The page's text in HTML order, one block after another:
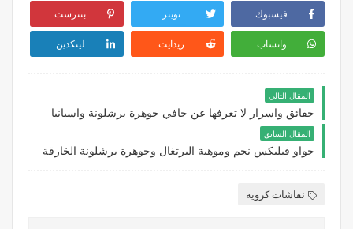
فيسبوك تويتر بنترست
واتساب ريدايت لينكدين
المقال التالي
حقائق واسرار لا تعرفها عن جافي جوهرة برشلونة واسبانيا
المقال السابق
جواو فيليكس نجم وموهبة البرتغال وجوهرة برشلونة الخارقة
نقاشات كروية